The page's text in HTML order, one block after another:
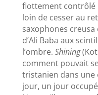
flottement contrôlé
loin de cesser au
saxophones creusa
d’Ali Baba aux
l’ombre. Shining
comment pouvait
tristanien dans
jour, un jour